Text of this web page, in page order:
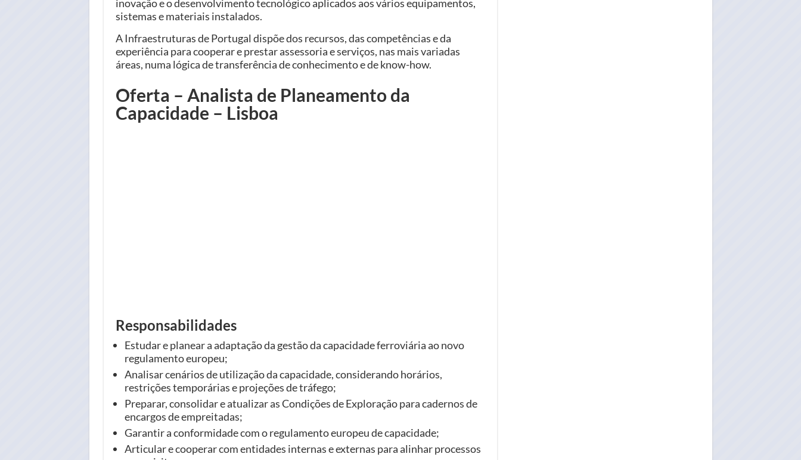
inovação e o desenvolvimento tecnológico aplicados aos vários equipamentos,
sistemas e materiais instalados.
A Infraestruturas de Portugal dispõe dos recursos, das competências e da
experiência para cooperar e prestar assessoria e serviços, nas mais variadas
áreas, numa lógica de transferência de conhecimento e de know-how.
Oferta – Analista de Planeamento da
Capacidade – Lisboa
Responsabilidades
Estudar e planear a adaptação da gestão da capacidade ferroviária ao novo
regulamento europeu;
Analisar cenários de utilização da capacidade, considerando horários,
restrições temporárias e projeções de tráfego;
Preparar, consolidar e atualizar as Condições de Exploração para cadernos de
encargos de empreitadas;
Garantir a conformidade com o regulamento europeu de capacidade;
Articular e cooperar com entidades internas e externas para alinhar processos